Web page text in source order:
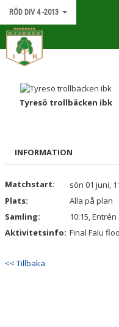
RÖD DIV 4 -2013
HEM
NYHETER
TRUPPEN
DOKUMENT
Tyresö trollbäcken ibk
INFORMATION
Matchstart:
sön 01 juni,
Plats:
Alla på plan
Samling:
10:15,
Aktivitetsinfo: Final Falu
<< Tillbaka